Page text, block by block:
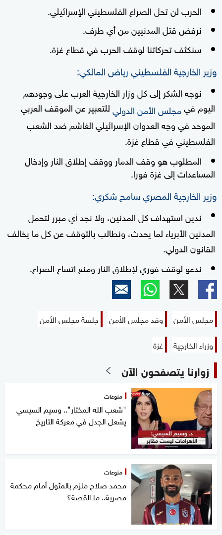
الحرب لن تحل الصراع الفلسطيني الإسرائيلي.
نرفض قتل المدنيين من أي طرف.
سنكثف تحركاتنا لوقف الحرب في قطاع غزة.
وزير الخارجية الفلسطيني رياض المالكي:
نوجه الشكر إلى كل وزار الخارجية العرب على وجودهم
اليوم فيمجلس الأمن الدوليللتعبير عن الموقف العربي
الموحد في وجه العدوان الإسرائيلي الغاشم ضد الشعب
الفلسطيني في قطاع غزة.
المطلوب هو وقف الدمار ووقف إطلاق النار وإدخال
المساعدات إلى غزة فورا.
وزير الخارجية المصري سامح شكري:
ندين استهداف كل المدنين، ولا نجد أي مبرر لتحمل
المدنين الأبرياء لما يحدث، ونطالب بالتوقف عن كل ما يخالف
القانون الدولي.
ندعو لوقف فوري لإطلاق النار ومنع اتساع الصراع.
مجلس الأمن وفد مجلس الأمن
جلسة مجلس الأمن
وزراء الخارجية
غزة
زوارنا يتصفحون الآن
منوعات
"شعب الله المختار".. وسيم السيسي
يشعل الجدل في معركة التاريخ
منوعات
محمد صلاح ملزم بالمثول أمام محكمة
مصرية.. ما القصة؟